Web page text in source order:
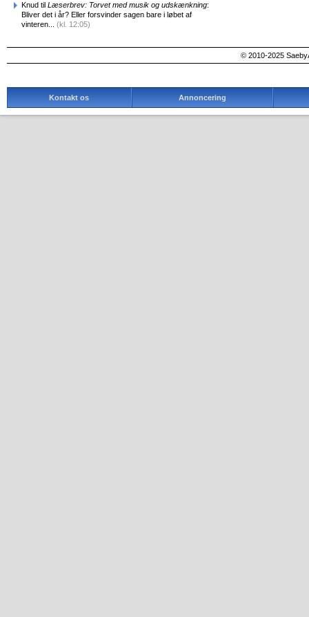
Knud til Læserbrev: Torvet med musik og udskænkning:
Bliver det i år? Eller forsvinder sagen bare i løbet af
vinteren... (kl. 12:05)
© 2010-2025
Kontakt os Annoncering